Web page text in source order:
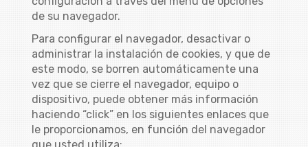
de su navegador.
Para configurar el navegador, desactivar o
administrar la instalación de cookies, y que de
este modo, se borren automáticamente una
vez que se cierre el navegador, equipo o
dispositivo, puede obtener más información
haciendo “click” en los siguientes enlaces que
le proporcionamos, en función del navegador